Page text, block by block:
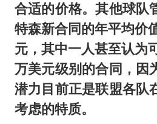
合适的价格。其他球队
特森新合同的年平均价
元，其中一人甚至认为
万美元级别的合同，因
潜力目前正是联盟各队
考虑的特质。